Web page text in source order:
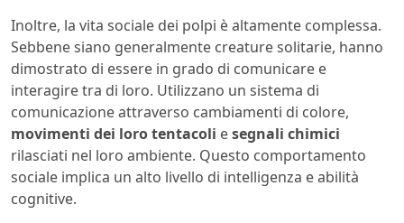
Inoltre, la vita sociale dei polpi è altamente complessa.
Sebbene siano generalmente creature solitarie, hanno
dimostrato di essere in grado di comunicare e
interagire tra di loro. Utilizzano un sistema di
comunicazione attraverso cambiamenti di colore,
movimenti dei loro tentacoli esegnali chimici
rilasciati nel loro ambiente. Questo comportamento
sociale implica un alto livello di intelligenza e abilità
cognitive.